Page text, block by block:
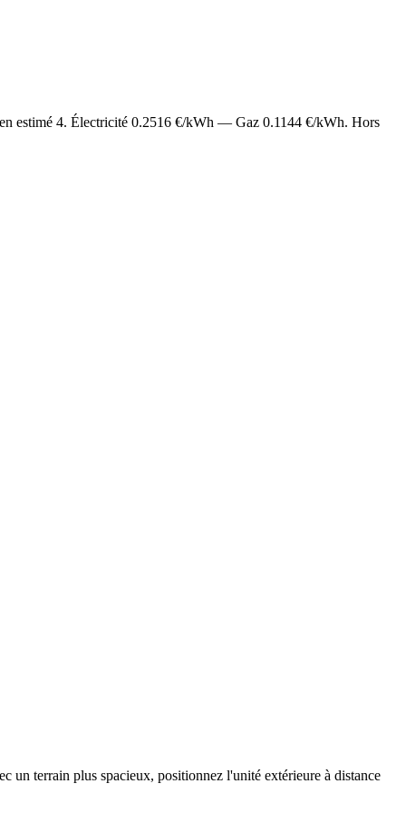
estimé 4. Électricité 0.2516 €/kWh — Gaz 0.1144 €/kWh. Hors
un terrain plus spacieux, positionnez l'unité extérieure à distance